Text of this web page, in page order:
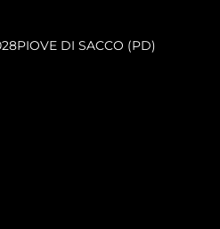
DI SACCO (PD)